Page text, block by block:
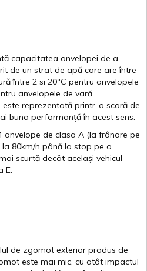
capacitatea anvelopei de a
de un strat de apă care areîntre
între 2 si 20ºC pentru anvelopele
anvelopele de vară.
este reprezentată printr-o scară de
buna performanță în acest sens.
anvelope de clasa A (la frânare pe
la 80km/h până la stop pe o
scurtă decât același vehicul
E.
de zgomot exterior produs de
este mai mic, cu atât impactul